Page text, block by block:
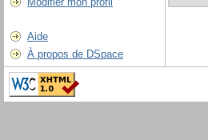
Aide
À propos de DSpace